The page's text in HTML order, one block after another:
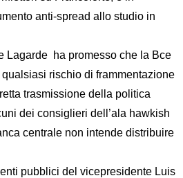
anti-spread allo studio in
Lagarde ha promesso che la Bce
qualsiasi rischio di frammentazione
trasmissione della politica
dei consiglieri dell’ala hawkish
centrale non intende distribuire
pubblici del vicepresidente Luis